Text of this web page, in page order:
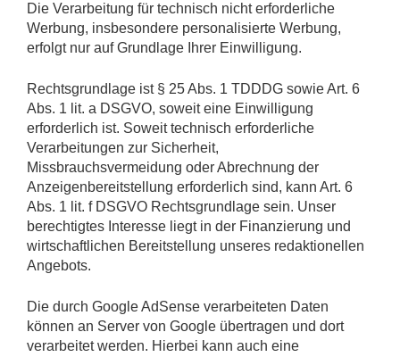
Die Verarbeitung für technisch nicht erforderliche
Werbung, insbesondere personalisierte Werbung,
erfolgt nur auf Grundlage Ihrer Einwilligung.
Rechtsgrundlage ist § 25 Abs. 1 TDDDG sowie Art. 6
Abs. 1 lit. a DSGVO, soweit eine Einwilligung
erforderlich ist. Soweit technisch erforderliche
Verarbeitungen zur Sicherheit,
Missbrauchsvermeidung oder Abrechnung der
Anzeigenbereitstellung erforderlich sind, kann Art. 6
Abs. 1 lit. f DSGVO Rechtsgrundlage sein. Unser
berechtigtes Interesse liegt in der Finanzierung und
wirtschaftlichen Bereitstellung unseres redaktionellen
Angebots.
Die durch Google AdSense verarbeiteten Daten
können an Server von Google übertragen und dort
verarbeitet werden. Hierbei kann auch eine